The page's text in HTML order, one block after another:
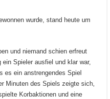
wurde, stand heute um
und niemand schien erfreut
Spieler ausfiel und klar war,
es ein anstrengendes Spiel
Minuten des Spiels zeigte sich,
Korbaktionen und eine